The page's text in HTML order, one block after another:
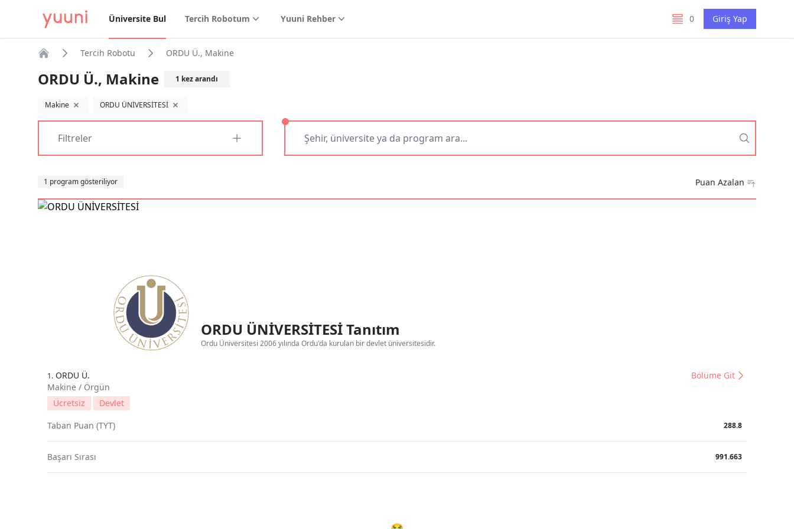
Üniversite Bul Tercih Robotum Yuuni Rehber 0
listelerim Giriş Yap
Tercih Robotu ORDU Ü., Makine
ORDU Ü., Makine 1 kez arandı
Makine filtreyi kaldırORDU ÜNİVERSİTESİ filtreyi kaldır
Filtreler
1 program gösteriliyor Puan Azalan
ORDU ÜNİVERSİTESİ Tanıtım
Ordu Üniversitesi 2006 yılında Ordu'da kurulan bir devlet üniversitesidir.
1. ORDU Ü.
Makine / Örgün
Bölüme Git
Ücretsiz
Devlet
Taban Puan (TYT)
288.8
Başarı Sırası 991.663